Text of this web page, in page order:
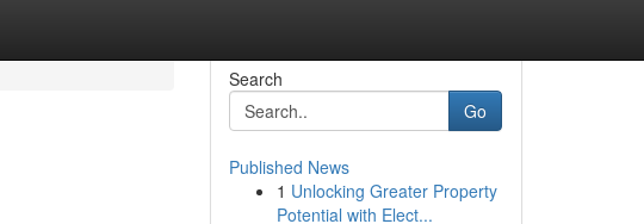
Search
Go
Published News
1 Unlocking Greater Property
Potential with Elect...